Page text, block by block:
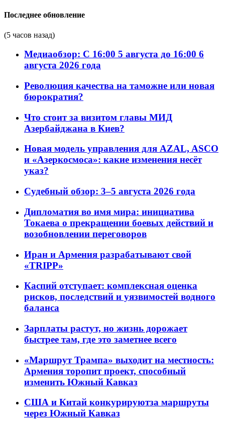
Последнее обновление
(5 часов назад)
Медиаобзор: С 16:00 5 августа до 16:00 6
августа 2026 года
Революция качества на таможне или новая
бюрократия?
Что стоит за визитом главы МИД
Азербайджана в Киев?
Новая модель управления для AZAL, ASCO
и «Азеркосмоса»: какие изменения несёт
указ?
Судебный обзор: 3–5 августа 2026 года
Дипломатия во имя мира: инициатива
Токаева о прекращении боевых действий и
возобновлении переговоров
Иран и Армения разрабатывают свой
«TRIPP»
Каспий отступает: комплексная оценка
рисков, последствий и уязвимостей водного
баланса
Зарплаты растут, но жизнь дорожает
быстрее там, где это заметнее всего
«Маршрут Трампа» выходит на местность:
Армения торопит проект, способный
изменить Южный Кавказ
США и Китай конкурируютза маршруты
через Южный Кавказ